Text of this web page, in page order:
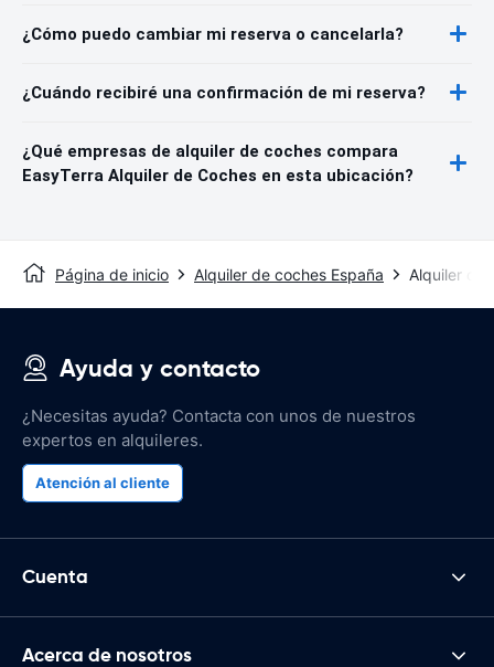
¿Cómo puedo cambiar mi reserva o cancelarla?
¿Cuándo recibiré una confirmación de mi reserva?
¿Qué empresas de alquiler de coches compara
EasyTerra Alquiler de Coches en esta ubicación?
Página de inicio Alquiler de coches España Alquiler de
Ayuda y contacto
¿Necesitas ayuda? Contacta con unos de nuestros
expertos en alquileres.
Atención al cliente
Cuenta
Acerca de nosotros